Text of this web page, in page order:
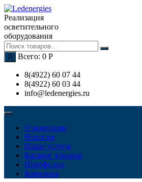
Перейти
к
содержимому
Реализация
осветительного
оборудования
0 Всего: 0 Р
8(4922) 60 07 44
8(4922) 60 03 44
info@ledenergies.ru
О компании
Новости
Наши услуги
Каталог товаров
Портфолио
Контакты